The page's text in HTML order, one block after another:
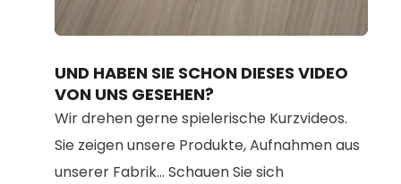
70.08%
UND HABEN SIE SCHON DIESES VIDEO
VON UNS GESEHEN?
Wir drehen gerne spielerische Kurzvideos.
Sie zeigen unsere Produkte, Aufnahmen aus
unserer Fabrik... Schauen Sie sich